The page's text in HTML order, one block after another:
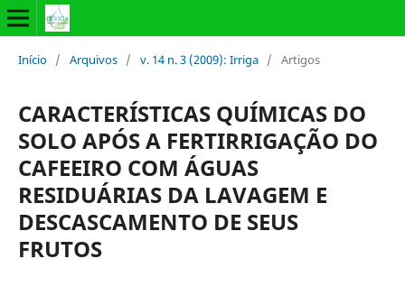
Início / Arquivos / v. 14 n. 3 (2009): Irriga / Artigos
CARACTERÍSTICAS QUÍMICAS DO
SOLO APÓS A FERTIRRIGAÇÃO DO
CAFEEIRO COM ÁGUAS
RESIDUÁRIAS DA LAVAGEM E
DESCASCAMENTO DE SEUS
FRUTOS